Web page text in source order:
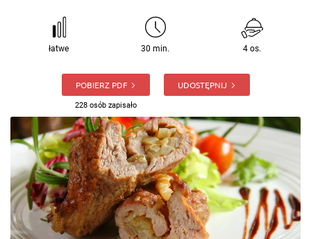
łatwe 30 min. 4 os.
POBIERZ PDF
228 osób zapisało
UDOSTĘPNIJ